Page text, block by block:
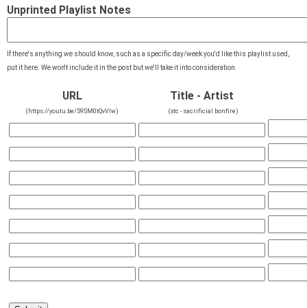
Unprinted Playlist Notes
If there's anything we should know, such as a specific day/week you'd like this playlist used,
put it here. We won't include it in the post but we'll take it into consideration.
URL
(https://youtu.be/59SM0tQvVIw)
Title - Artist
(xtc - sacrificial bonfire)